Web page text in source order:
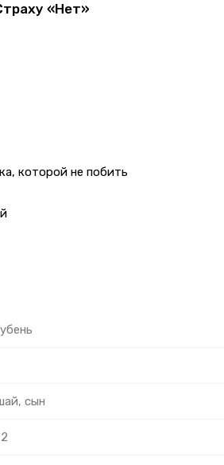
«Нет»
которой не побить
сын